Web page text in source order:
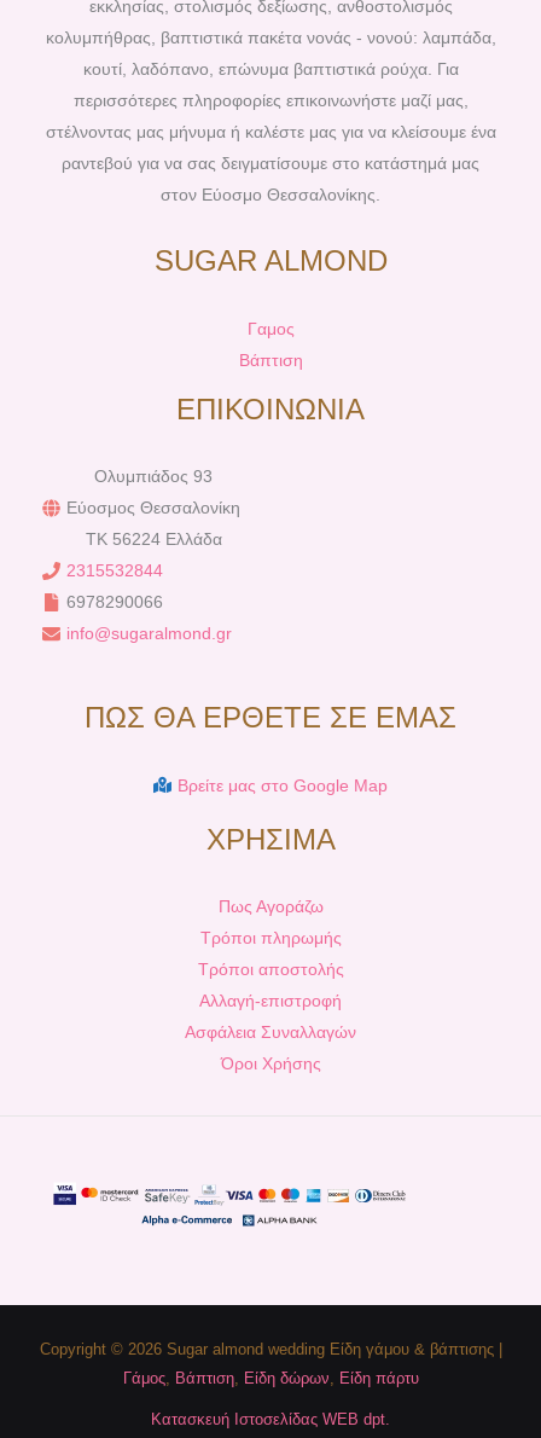
k
s
t
a
m
εκκλησίας, στολισμός δεξίωσης, ανθοστολισμός
κολυμπήθρας, βαπτιστικά πακέτα νονάς - νονού: λαμπάδα,
κουτί, λαδόπανο, επώνυμα βαπτιστικά ρούχα. Για
περισσότερες πληροφορίες επικοινωνήστε μαζί μας,
στέλνοντας μας μήνυμα ή καλέστε μας για να κλείσουμε ένα
ραντεβού για να σας δειγματίσουμε στο κατάστημά μας
στον Εύοσμο Θεσσαλονίκης.
SUGAR ALMOND
Γαμος
Βάπτιση
ΕΠΙΚΟΙΝΩΝΙΑ
Ολυμπιάδος 93
Εύοσμος Θεσσαλονίκη
TK 56224 Ελλάδα
2315532844
6978290066
info@sugaralmond.gr
ΠΩΣ ΘΑ ΕΡΘΕΤΕ ΣΕ ΕΜΑΣ
Βρείτε μας στο Google Map
ΧΡΗΣΙΜΑ
Πως Αγοράζω
Τρόποι πληρωμής
Τρόποι αποστολής
Αλλαγή-επιστροφή
Ασφάλεια Συναλλαγών
Όροι Χρήσης
Copyright © 2026 Sugar almond wedding Είδη γάμου & βάπτισης |
Γάμος, Βάπτιση, Είδη δώρων, Είδη πάρτυ
Κατασκευή Ιστοσελίδας WEB dpt.